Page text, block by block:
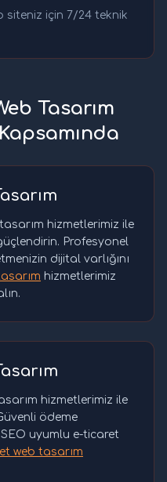
siteniz için 7/24 teknik
Tasarım
hizmetlerimiz ile
Profesyonel
dijital varlığını
hizmetlerimiz
hizmetlerimiz ile
ödeme
uyumlu e-ticaret
web tasarım